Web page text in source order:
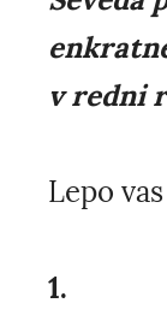
v redni
Lepo
1.